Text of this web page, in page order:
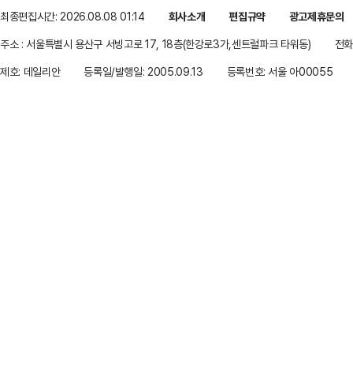
최종편집시간: 2026.08.08 01:14 회사소개 편집규약
광고제휴문의
주소 : 서울특별시 용산구 서빙고로 17, 18층(한강로3가,센트럴파크 타워동)
전
제호: 데일리안
등록일/발행일: 2005.09.13 등록번호: 서울 아00055